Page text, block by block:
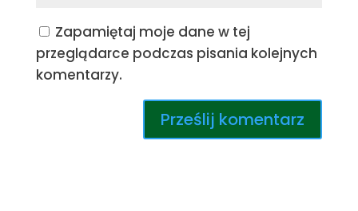
Zapamiętaj moje dane w tej
przeglądarce podczas pisania kolejnych
komentarzy.